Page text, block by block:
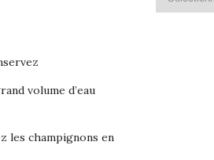
volume d’eau
les champignons en